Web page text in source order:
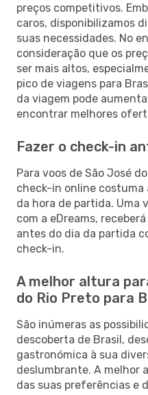
preços competitivos.
caros, disponibilizamos
suas necessidades. No
consideração que os
ser mais altos,
pico de viagens para
da viagem pode
encontrar melhores
Fazer o check-in
Para voos de São José
check-in online costuma
da hora de partida. Uma
com a eDreams,
antes do dia da partida
check-in.
A melhor altura
do Rio Preto para
São inúmeras as
descoberta de Brasil,
gastronómica à sua
deslumbrante. A melhor
das suas preferências e